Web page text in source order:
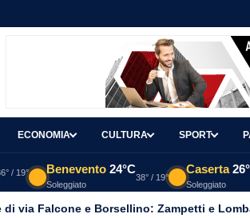
ECONOMIA CULTURA SPORT
/ 19° Benevento 24°C
Soleggiato
38° / 19°
Caserta
Soleggiato
di via Falcone e Borsellino: Zampetti e